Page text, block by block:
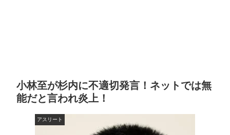
小林至が杉内に不適切発言！ネットでは無
能だと言われ炎上！
アスリート